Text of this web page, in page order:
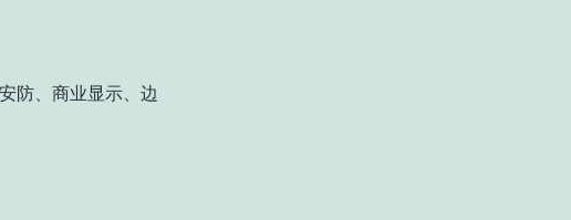
防、商业显示、边